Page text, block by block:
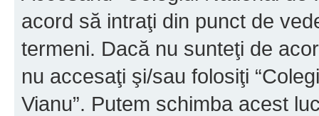
acord să intraţi din punct de
termeni. Dacă nu sunteţi de
nu accesaţi şi/sau folosiţi
Vianu”. Putem schimba acest